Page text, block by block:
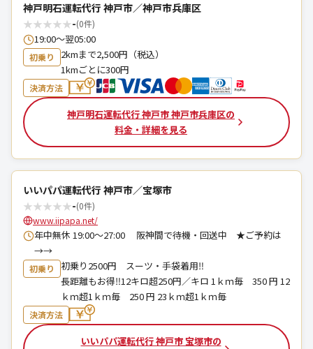
神戸明石運転代行 神戸市／神戸市兵庫区
★★★★★-(0件)
19:00〜翌05:00
初乗り
2kmまで2,500円（税込）
1kmごとに300円
決済方法
神戸明石運転代行 神戸市 神戸市兵庫区の
料金・詳細を見る
いいパパ運転代行 神戸市／宝塚市
★★★★★-(0件)
www.iipapa.net/
年中無休 19:00～27:00 阪神間で待機・回送中 ★ご予約は
→→
初乗り
初乗り2500円 スーツ・手袋着用‼️
長距離もお得‼️12キロ超250円／キロ 1ｋｍ毎 350 円 12
ｋｍ超1ｋｍ毎 250 円 23ｋｍ超1ｋｍ毎
決済方法
いいパパ運転代行 神戸市 宝塚市の